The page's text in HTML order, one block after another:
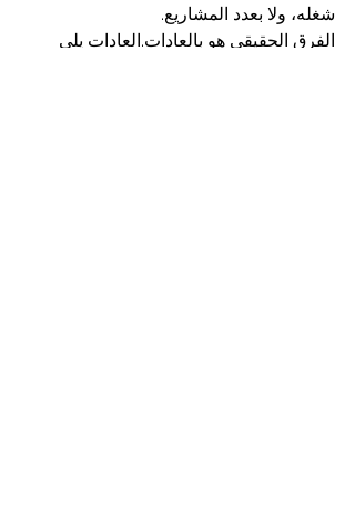
شغله، ولا بعدد المشاريع.
الفرق الحقيقي هو بالعادات.العادات يلي